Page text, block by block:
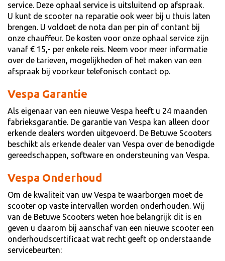
service. Deze ophaal service is uitsluitend op afspraak.
U kunt de scooter na reparatie ook weer bij u thuis laten
brengen. U voldoet de nota dan per pin of contant bij
onze chauffeur. De kosten voor onze ophaal service zijn
vanaf € 15,- per enkele reis. Neem voor meer informatie
over de tarieven, mogelijkheden of het maken van een
afspraak bij voorkeur telefonisch contact op.
Vespa Garantie
Als eigenaar van een nieuwe Vespa heeft u 24 maanden
fabrieksgarantie. De garantie van Vespa kan alleen door
erkende dealers worden uitgevoerd. De Betuwe Scooters
beschikt als erkende dealer van Vespa over de benodigde
gereedschappen, software en ondersteuning van Vespa.
Vespa Onderhoud
Om de kwaliteit van uw Vespa te waarborgen moet de
scooter op vaste intervallen worden onderhouden. Wij
van de Betuwe Scooters weten hoe belangrijk dit is en
geven u daarom bij aanschaf van een nieuwe scooter een
onderhoudscertificaat wat recht geeft op onderstaande
servicebeurten: